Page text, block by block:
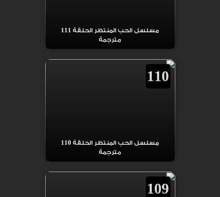
مسلسل الحب المنتظر الحلقة 111
مترجمة
110
مسلسل الحب المنتظر الحلقة 110
مترجمة
109